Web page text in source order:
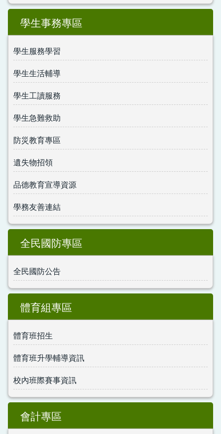
學生事務專區
學生服務學習
學生生活輔導
學生工讀服務
學生急難救助
防災教育專區
遺失物招領
品德教育宣導資源
學務友善連結
全民國防專區
全民國防公告
體育組專區
體育班招生
體育班升學輔導資訊
校內班際賽事資訊
會計專區